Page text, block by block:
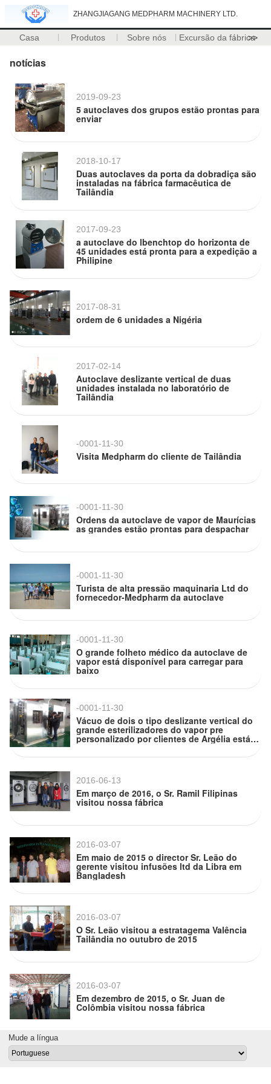
ZHANGJIAGANG MEDPHARM MACHINERY LTD.
Casa Produtos Sobre nós Excursão da fábrica
>>
notícias
2019-09-23
5 autoclaves dos grupos estão prontas para
enviar
2018-10-17
Duas autoclaves da porta da dobradiça são
instaladas na fábrica farmacêutica de
Tailândia
2017-09-23
a autoclave do lbenchtop do horizonta de
45 unidades está pronta para a expedição a
Philipine
2017-08-31
ordem de 6 unidades a Nigéria
2017-02-14
Autoclave deslizante vertical de duas
unidades instalada no laboratório de
Tailândia
-0001-11-30
Visita Medpharm do cliente de Tailândia
-0001-11-30
Ordens da autoclave de vapor de Maurícias
as grandes estão prontas para despachar
-0001-11-30
Turista de alta pressão maquinaria Ltd do
fornecedor-Medpharm da autoclave
-0001-11-30
O grande folheto médico da autoclave de
vapor está disponível para carregar para
baixo
-0001-11-30
Vácuo de dois o tipo deslizante vertical do
grande esterilizadores do vapor pre
personalizado por clientes de Argélia está
pronto
2016-06-13
Em março de 2016, o Sr. Ramil Filipinas
visitou nossa fábrica
2016-03-07
Em maio de 2015 o director Sr. Leão do
gerente visitou infusões ltd da Libra em
Bangladesh
2016-03-07
O Sr. Leão visitou a estratagema Valência
Tailândia no outubro de 2015
2016-03-07
Em dezembro de 2015, o Sr. Juan de
Colômbia visitou nossa fábrica
Mude a língua